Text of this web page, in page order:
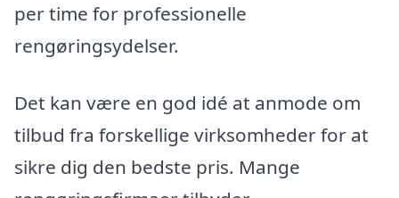
per time for professionelle
rengøringsydelser.
Det kan være en god idé at anmode om
tilbud fra forskellige virksomheder for at
sikre dig den bedste pris. Mange